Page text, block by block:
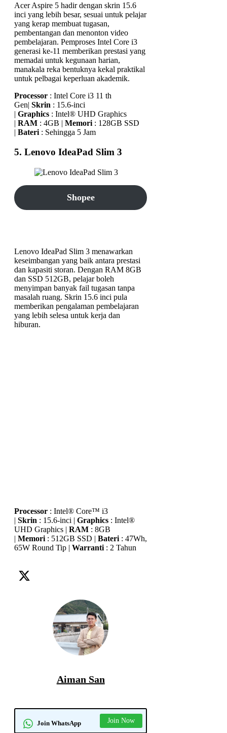
Acer Aspire 5 hadir dengan skrin 15.6
inci yang lebih besar, sesuai untuk pelajar
yang kerap membuat tugasan,
pembentangan dan menonton video
pembelajaran. Pemproses Intel Core i3
generasi ke-11 memberikan prestasi yang
memadai untuk kegunaan harian,
manakala reka bentuknya kekal praktikal
untuk pelbagai keperluan akademik.
Processor : Intel Core i3 11 th
Gen| Skrin : 15.6-inci
| Graphics : Intel® UHD Graphics
| RAM : 4GB | Memori : 128GB SSD
| Bateri : Sehingga 5 Jam
5. Lenovo IdeaPad Slim 3
Shopee
Lenovo IdeaPad Slim 3 menawarkan
keseimbangan yang baik antara prestasi
dan kapasiti storan. Dengan RAM 8GB
dan SSD 512GB, pelajar boleh
menyimpan banyak fail tugasan tanpa
masalah ruang. Skrin 15.6 inci pula
memberikan pengalaman pembelajaran
yang lebih selesa untuk kerja dan
hiburan.
Processor : Intel® Core™ i3
| Skrin : 15.6-inci | Graphics : Intel®
UHD Graphics | RAM : 8GB
| Memori : 512GB SSD | Bateri : 47Wh,
65W Round Tip | Warranti : 2 Tahun
Aiman San
Join WhatsApp Join Now